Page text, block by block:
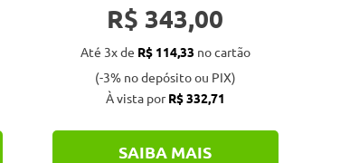
R$ 343,00
Até 3x de R$ 114,33 no cartão
(-3% no depósito ou PIX)
À vista porR$ 332,71
SAIBA MAIS